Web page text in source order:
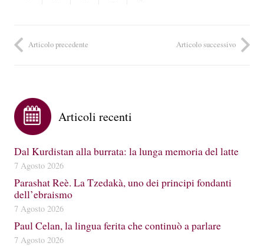
Articolo precedente Articolo successivo
Articoli recenti
Dal Kurdistan alla burrata: la lunga memoria del latte
7 Agosto 2026
Parashat Reè. La Tzedakà, uno dei principi fondanti
dell’ebraismo
7 Agosto 2026
Paul Celan, la lingua ferita che continuò a parlare
7 Agosto 2026